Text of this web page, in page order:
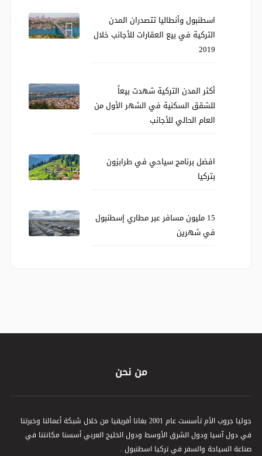
اسطنبول وأنطاليا تتصدران المدن
التركية في بيع العقارات للأجانب خلال
2019
أكثر المدن التركية شهدت بيعاً
للشقق السكنية في الشهر الأول من
العام الحالي للأجانب
افضل برنامج سياحي في طرابزون
بتركيا
15 مليون مسافر عبر مطاري إسطنبول
في شهرين
من نحن
جوليا جروب الأم تأسست عام 2001 بغانا أفريقيا من خلال شبكة أعمالنا وخبرتنا
في دول آسيا ودول الشرق الأوسط ودول الخليج العربي أسسنا مكانتنا في
صناعة السياحة والسفر في تركيا اسطنبول .